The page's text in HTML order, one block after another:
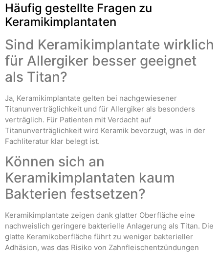
Häufig gestellte Fragen zu
Keramikimplantaten
Sind Keramikimplantate wirklich
für Allergiker besser geeignet
als Titan?
Ja, Keramikimplantate gelten bei nachgewiesener
Titanunverträglichkeit und für Allergiker als besonders
verträglich. Für Patienten mit Verdacht auf
Titanunverträglichkeit wird Keramik bevorzugt, was in der
Fachliteratur klar belegt ist.
Können sich an
Keramikimplantaten kaum
Bakterien festsetzen?
Keramikimplantate zeigen dank glatter Oberfläche eine
nachweislich geringere bakterielle Anlagerung als Titan. Die
glatte Keramikoberfläche führt zu weniger bakterieller
Adhäsion, was das Risiko von Zahnfleischentzündungen